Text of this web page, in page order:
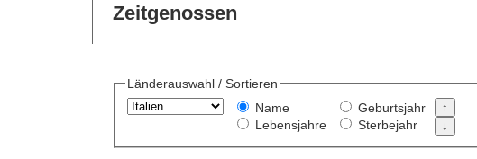
Zeitgenossen
Länderauswahl / Sortieren
Name
Lebensjahre
Geburtsjahr
Sterbejahr